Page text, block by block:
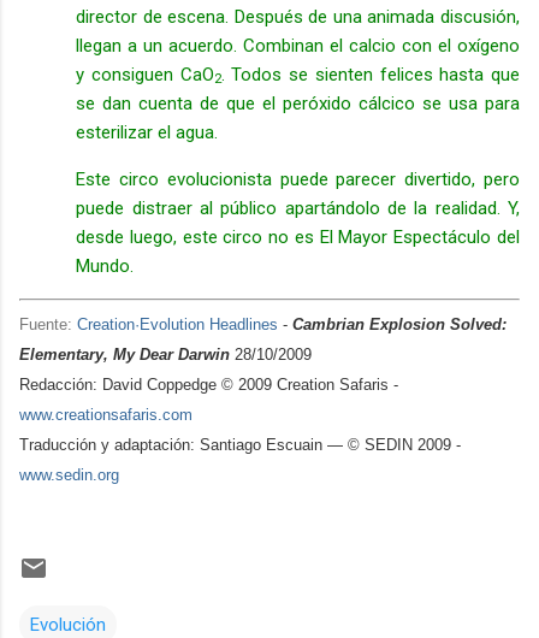
director de escena. Después de una animada discusión,
llegan a un acuerdo. Combinan el calcio con el oxígeno
y consiguen CaO2. Todos se sienten felices hasta que
se dan cuenta de que el peróxido cálcico se usa para
esterilizar el agua.
Este circo evolucionista puede parecer divertido, pero
puede distraer al público apartándolo de la realidad. Y,
desde luego, este circo no es El Mayor Espectáculo del
Mundo.
Fuente: Creation·Evolution Headlines - Cambrian Explosion Solved:
Elementary, My Dear Darwin 28/10/2009
Redacción: David Coppedge © 2009 Creation Safaris -
www.creationsafaris.com
Traducción y adaptación: Santiago Escuain — © SEDIN 2009 -
www.sedin.org
Evolución